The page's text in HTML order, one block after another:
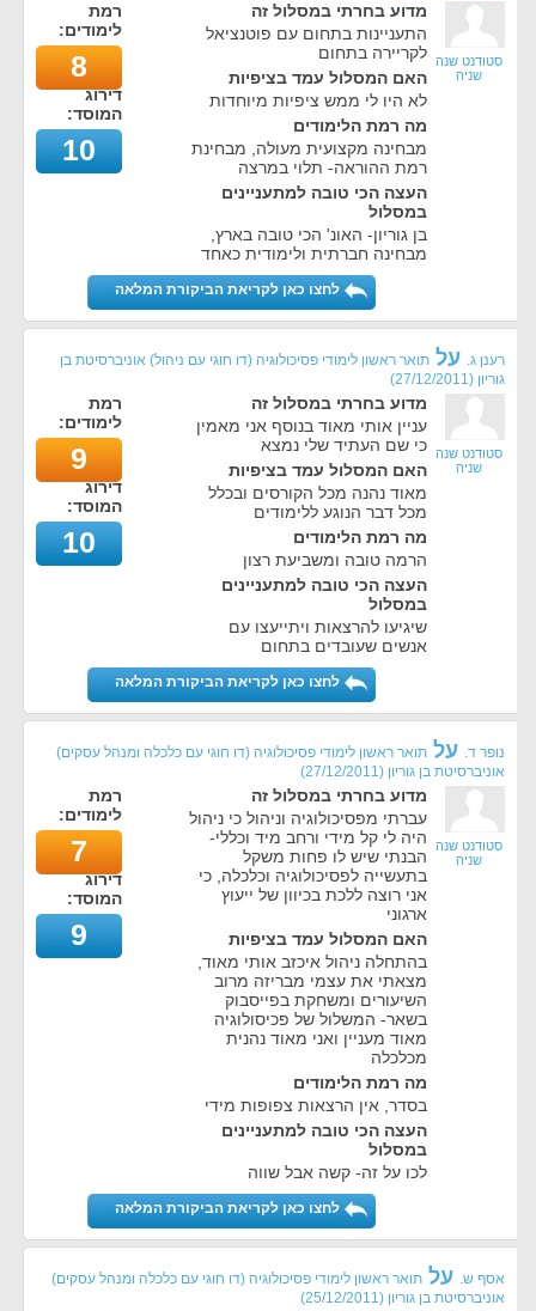
סטודנט שנה
שניה
מדוע בחרתי במסלול זה
התעניינות בתחום עם פוטנציאל
לקריירה בתחום
האם המסלול עמד בציפיות
לא היו לי ממש ציפיות מיוחדות
מה רמת הלימודים
מבחינה מקצועית מעולה, מבחינת
רמת ההוראה- תלוי במרצה
העצה הכי טובה למתעניינים
במסלול
בן גוריון- האונ' הכי טובה בארץ,
מבחינה חברתית ולימודית כאחד
רמת
לימודים:
8
דירוג
המוסד:
10
לחצו כאן לקריאת הביקורת המלאה
רענן ג. על תואר ראשון לימודי פסיכולוגיה (דו חוגי עם ניהול) אוניברסיטת בן
גוריון (
27/12/2011
)
סטודנט שנה
שניה
מדוע בחרתי במסלול זה
עניין אותי מאוד בנוסף אני מאמין
כי שם העתיד שלי נמצא
האם המסלול עמד בציפיות
מאוד נהנה מכל הקורסים ובכלל
מכל דבר הנוגע ללימודים
מה רמת הלימודים
הרמה טובה ומשביעת רצון
העצה הכי טובה למתעניינים
במסלול
שיגיעו להרצאות ויתייעצו עם
אנשים שעובדים בתחום
רמת
לימודים:
9
דירוג
המוסד:
10
לחצו כאן לקריאת הביקורת המלאה
נופר ד. על תואר ראשון לימודי פסיכולוגיה (דו חוגי עם כלכלה ומנהל עסקים)
אוניברסיטת בן גוריון (
27/12/2011
)
סטודנט שנה
שניה
מדוע בחרתי במסלול זה
עברתי מפסיכולוגיה וניהול כי ניהול
היה לי קל מידי ורחב מיד וכללי-
הבנתי שיש לו פחות משקל
בתעשייה לפסיכולוגיה וכלכלה, כי
אני רוצה ללכת בכיוון של ייעוץ
ארגוני
האם המסלול עמד בציפיות
בהתחלה ניהול איכזב אותי מאוד,
מצאתי את עצמי מבריזה מרוב
השיעורים ומשחקת בפייסבוק
בשאר- המשלול של פכיסולוגיה
מאוד מעניין ואני מאוד נהנית
מכלכלה
מה רמת הלימודים
בסדר, אין הרצאות צפופות מידי
העצה הכי טובה למתעניינים
במסלול
לכו על זה- קשה אבל שווה
רמת
לימודים:
7
דירוג
המוסד:
9
לחצו כאן לקריאת הביקורת המלאה
אסף ש. על תואר ראשון לימודי פסיכולוגיה (דו חוגי עם כלכלה ומנהל עסקים)
אוניברסיטת בן גוריון (
25/12/2011
)